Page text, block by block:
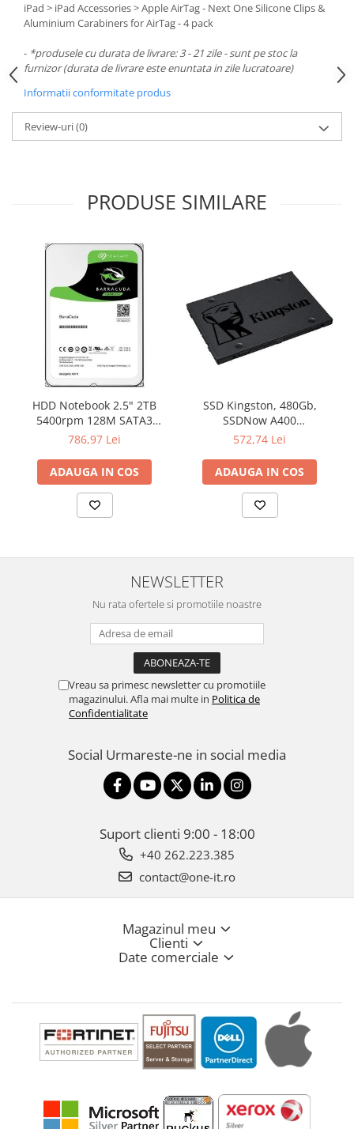
iPad > iPad Accessories > Apple AirTag - Next One Silicone Clips &
Aluminium Carabiners for AirTag - 4 pack
- *produsele cu durata de livrare: 3 - 21 zile - sunt pe stoc la
furnizor (durata de livrare este enuntata in zile lucratoare)
Informatii conformitate produs
Review-uri(0)
PRODUSE SIMILARE
HDD Notebook 2.5" 2TB
5400rpm 128M SATA3
SEAGATE
786,97 Lei
ADAUGA IN COS
SSD Kingston, 480Gb,
SSDNow A400
"SA400S37/480G"
572,74 Lei
ADAUGA IN COS
NEWSLETTER
Nu rata ofertele si promotiile noastre
Vreau sa primesc newsletter cu promotiile
magazinului. Afla mai multe in Politica de
Confidentialitate
Social Urmareste-ne in social media
Suport clienti 9:00 - 18:00
+40 262.223.385
contact@one-it.ro
Magazinul meu
Clienti
Date comerciale